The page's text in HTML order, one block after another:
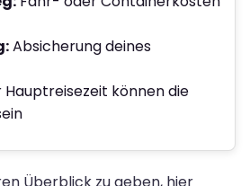
Absicherung deines
Hauptreisezeit können die